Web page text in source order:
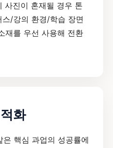
사진이 혼재될 경우 톤
/강의 환경/학습 장면
재를 우선 사용해 전환
화
핵심 과업의 성공률에